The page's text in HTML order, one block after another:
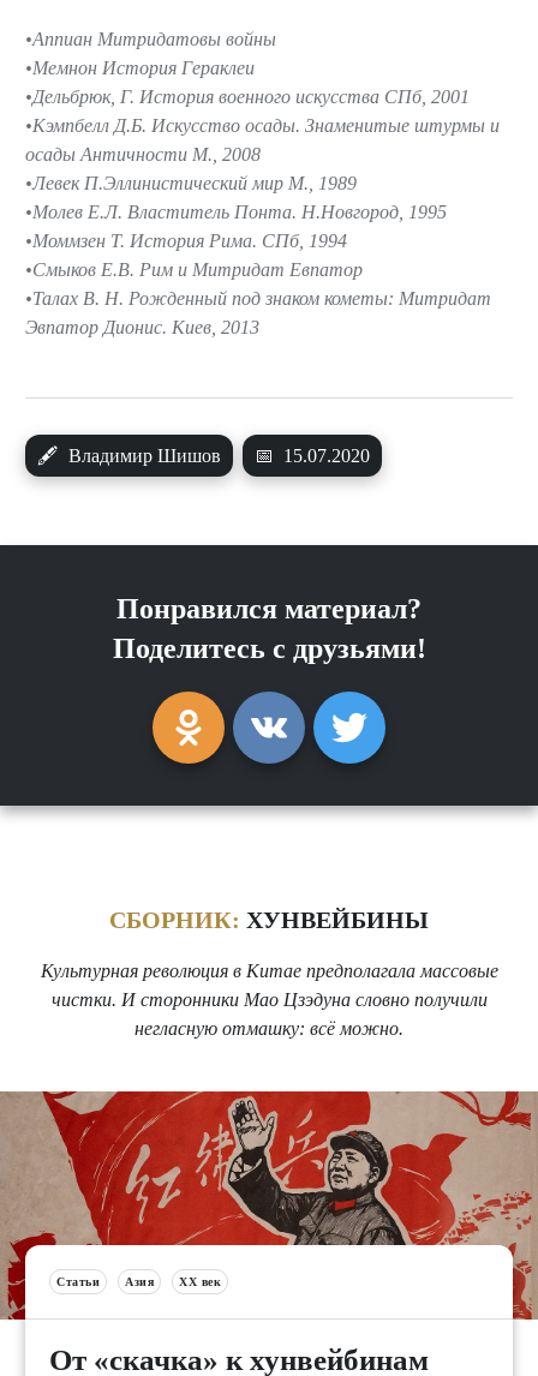
🖋 Владимир Шишов 📅 15.07.2020
Аппиан Митридатовы войны
Мемнон История Гераклеи
Дельбрюк, Г. История военного искусства СПб, 2001
Кэмпбелл Д.Б. Искусство осады. Знаменитые штурмы и
осады Античности М., 2008
Левек П.Эллинистический мир М., 1989
Молев Е.Л. Властитель Понта. Н.Новгород, 1995
Моммзен Т. История Рима. СПб, 1994
Смыков Е.В. Рим и Митридат Евпатор
Талах В. Н. Рожденный под знаком кометы: Митридат
Эвпатор Дионис. Киев, 2013
Понравился материал?
Поделитесь с друзьями!
СБОРНИК: ХУНВЕЙБИНЫ
Культурная революция в Китае предполагала массовые
чистки. И сторонники Мао Цзэдуна словно получили
негласную отмашку: всё можно.
Статьи Азия XX век
От «скачка» к хунвейбинам